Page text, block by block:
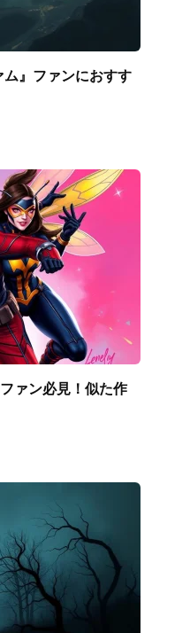
ム』ファンにおすす
ァン必見！似た作